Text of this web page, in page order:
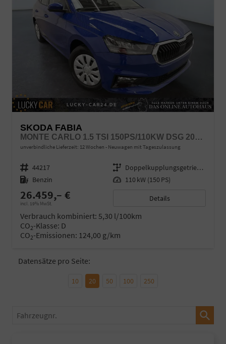
SKODA FABIA
MONTE CARLO 1.5 TSI 150PS/110KW DSG 2027 *VOLL-LED+SPORTSITZE*
unverbindliche Lieferzeit: 12 Wochen Neuwagen mit Tageszulassung
Fahrzeugnr. 44217 Getriebe
Doppelkupplungsgetriebe (DSG)
Kraftstoff Benzin Leistung 110 kW (150 PS)
26.459,– €
incl. 19% MwSt.
Details
Verbrauch kombiniert: 5,30 l/100km
CO2-Klasse: D
CO2-Emissionen: 124,00 g/km
Datensätze pro Seite:
10 20 50 100 250
Fahrzeugnr.